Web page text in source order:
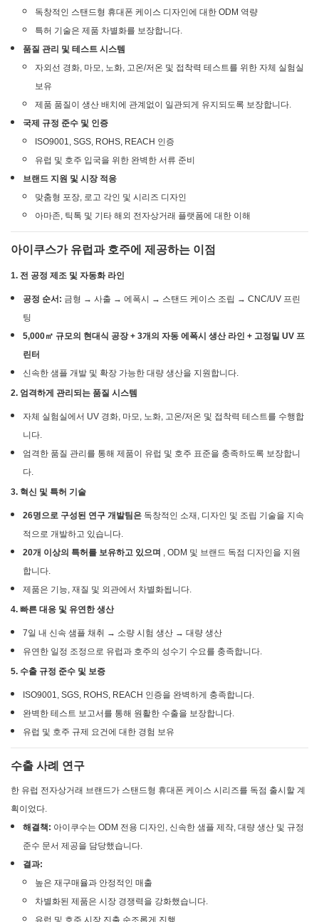
독창적인 스탠드형 휴대폰 케이스 디자인에 대한 ODM 역량
특허 기술은 제품 차별화를 보장합니다.
품질 관리 및 테스트 시스템
자외선 경화, 마모, 노화, 고온/저온 및 접착력 테스트를 위한 자체 실험실
보유
제품 품질이 생산 배치에 관계없이 일관되게 유지되도록 보장합니다.
국제 규정 준수 및 인증
ISO9001, SGS, ROHS, REACH 인증
유럽 ​​및 호주 입국을 위한 완벽한 서류 준비
브랜드 지원 및 시장 적응
맞춤형 포장, 로고 각인 및 시리즈 디자인
아마존, 틱톡 및 기타 해외 전자상거래 플랫폼에 대한 이해
아이쿠스가 유럽과 호주에 제공하는 이점
1. 전 공정 제조 및 자동화 라인
공정 순서: 금형 → 사출 → 에폭시 → 스탠드 케이스 조립 → CNC/UV 프린
팅
5,000㎡ 규모의 현대식 공장 + 3개의 자동 에폭시 생산 라인 + 고정밀 UV 프
린터
신속한 샘플 개발 및 확장 가능한 대량 생산을 지원합니다.
2. 엄격하게 관리되는 품질 시스템
자체 실험실에서 UV 경화, 마모, 노화, 고온/저온 및 접착력 테스트를 수행합
니다.
엄격한 품질 관리를 통해 제품이 유럽 및 호주 표준을 충족하도록 보장합니
다.
3. 혁신 및 특허 기술
26명으로 구성된 연구 개발팀은독창적인 소재, 디자인 및 조립 기술을 지속
적으로 개발하고 있습니다.
20개 이상의 특허를 보유하고 있으며 , ODM 및 브랜드 독점 디자인을 지원
합니다.
제품은 기능, 재질 및 외관에서 차별화됩니다.
4. 빠른 대응 및 유연한 생산
7일 내 신속 샘플 채취 → 소량 시험 생산 → 대량 생산
유연한 일정 조정으로 유럽과 호주의 성수기 수요를 충족합니다.
5. 수출 규정 준수 및 보증
ISO9001, SGS, ROHS, REACH 인증을 완벽하게 충족합니다.
완벽한 테스트 보고서를 통해 원활한 수출을 보장합니다.
유럽 ​​및 호주 규제 요건에 대한 경험 보유
수출 사례 연구
한 유럽 전자상거래 브랜드가 스탠드형 휴대폰 케이스 시리즈를 독점 출시할 계
획이었다.
해결책: 아이쿠수는 ODM 전용 디자인, 신속한 샘플 제작, 대량 생산 및 규정
준수 문서 제공을 담당했습니다.
결과:
높은 재구매율과 안정적인 매출
차별화된 제품은 시장 경쟁력을 강화했습니다.